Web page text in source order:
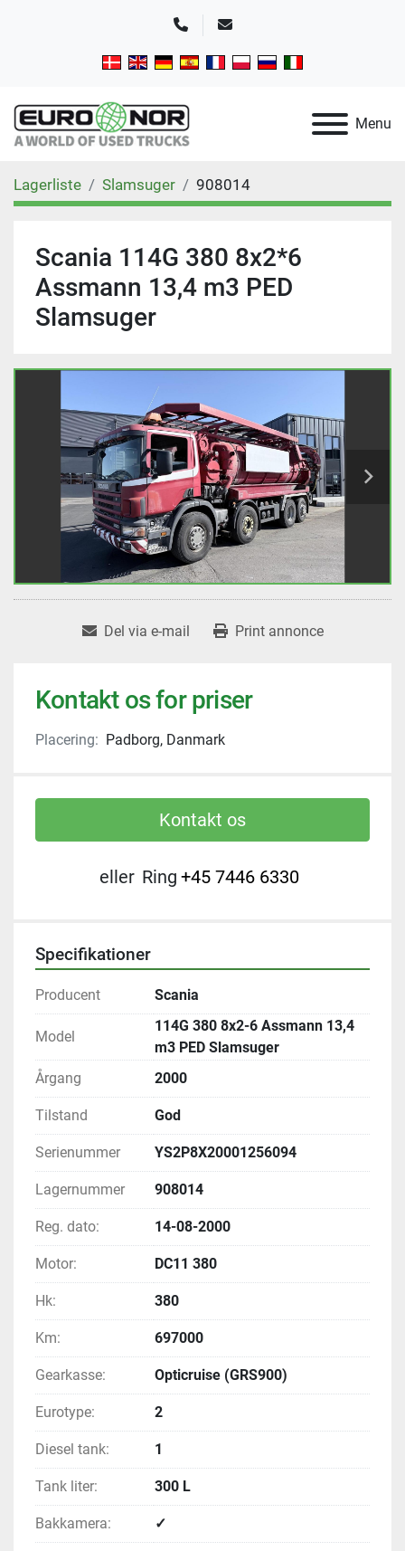
TelefonE-mail
Menu
Lagerliste Slamsuger 908014
Scania 114G 380 8x2*6
Assmann 13,4 m3 PED
Slamsuger
Del via e-mail Print annonce
Kontakt os for priser
Placering: Padborg, Danmark
Kontakt os
eller Ring +45 7446 6330
Specifikationer
Producent Scania
Model
114G 380 8x2-6 Assmann 13,4
m3 PED Slamsuger
Årgang
2000
Tilstand God
Serienummer YS2P8X20001256094
Lagernummer 908014
Reg. dato: 14-08-2000
Motor: DC11 380
Hk: 380
Km: 697000
Gearkasse: Opticruise (GRS900)
Eurotype: 2
Diesel tank: 1
Tank liter: 300 L
Bakkamera: ✓